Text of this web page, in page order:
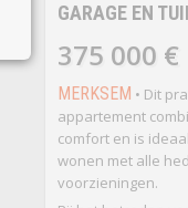
GARAGE EN
375 000 €
MERKSEM • Dit
appartement
comfort en is
wonen met alle
voorzieningen.